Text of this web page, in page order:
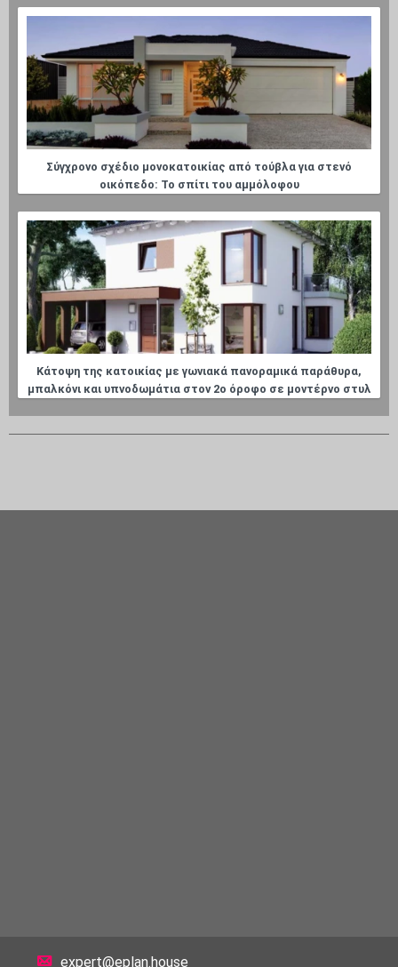
Σύγχρονο σχέδιο μονοκατοικίας από τούβλα για στενό
οικόπεδο: Το σπίτι του αμμόλοφου
Κάτοψη της κατοικίας με γωνιακά πανοραμικά παράθυρα,
μπαλκόνι και υπνοδωμάτια στον 2ο όροφο σε μοντέρνο στυλ
expert@eplan.house